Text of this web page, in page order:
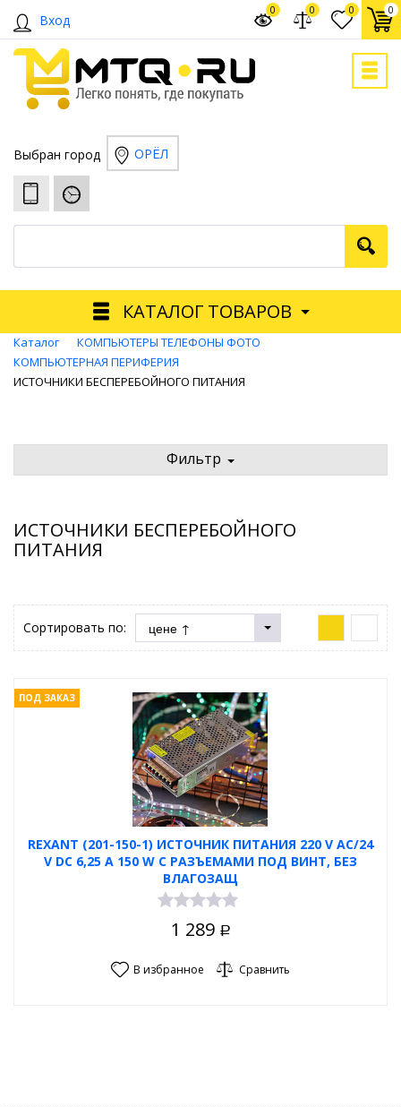
Вход
0 0
0 0
Выбран город ОРЁЛ
КАТАЛОГ ТОВАРОВ
Каталог
КОМПЬЮТЕРЫ ТЕЛЕФОНЫ ФОТО
КОМПЬЮТЕРНАЯ ПЕРИФЕРИЯ
ИСТОЧНИКИ БЕСПЕРЕБОЙНОГО ПИТАНИЯ
Фильтр
ИСТОЧНИКИ БЕСПЕРЕБОЙНОГО
ПИТАНИЯ
Сортировать по:
REXANT (201-150-1) ИСТОЧНИК ПИТАНИЯ 220 V AC/24
V DC 6,25 A 150 W С РАЗЪЕМАМИ ПОД ВИНТ, БЕЗ
ВЛАГОЗАЩ
ПОД ЗАКАЗ
1 289 Р
В избранное Сравнить